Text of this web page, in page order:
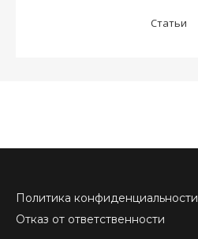
Статьи
Политика конфиденциальности
Отказ от ответственности